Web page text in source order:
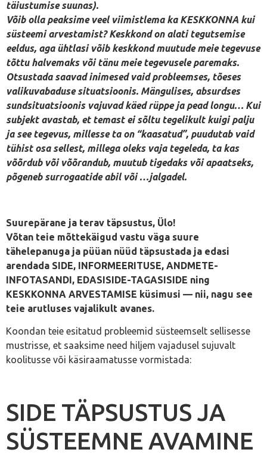
täiustumise suunas).
Võib olla peaksime veel viimistlema ka KESKKONNA kui
süsteemi arvestamist? Keskkond on alati tegutsemise
eeldus, aga ühtlasi võib keskkond muutude meie tegevuse
tõttu halvemaks või tänu meie tegevusele paremaks.
Otsustada saavad inimesed vaid probleemses, tõeses
valikuvabaduse situatsioonis. Mängulises, absurdses
sundsituatsioonis vajuvad käed rüppe ja pead longu… Kui
subjekt avastab, et temast ei sõltu tegelikult kuigi palju
ja see tegevus, millesse ta on “kaasatud”, puudutab vaid
tühist osa sellest, millega oleks vaja tegeleda, ta kas
võõrdub või võõrandub, muutub tigedaks või apaatseks,
põgeneb surrogaatide abil või …jalgadel.
Suurepärane ja terav täpsustus, Ülo!
Võtan teie mõttekäigud vastu väga suure
tähelepanuga ja püüan nüüd täpsustada ja edasi
arendada SIDE, INFORMEERITUSE, ANDMETE-
INFOTASANDI, EDASISIDE-TAGASISIDE ning
KESKKONNA ARVESTAMISE küsimusi — nii, nagu see
teie arutluses vajalikult avanes.
Koondan teie esitatud probleemid süsteemselt sellisesse
mustrisse, et saaksime need hiljem vajadusel sujuvalt
koolitusse või käsiraamatusse vormistada:
SIDE TÄPSUSTUS JA
SÜSTEEMNE AVAMINE